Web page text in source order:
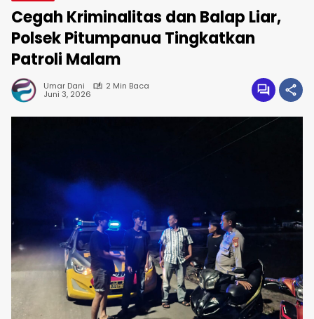
Cegah Kriminalitas dan Balap Liar,
Polsek Pitumpanua Tingkatkan
Patroli Malam
Umar Dani 2 Min Baca
Juni 3, 2026